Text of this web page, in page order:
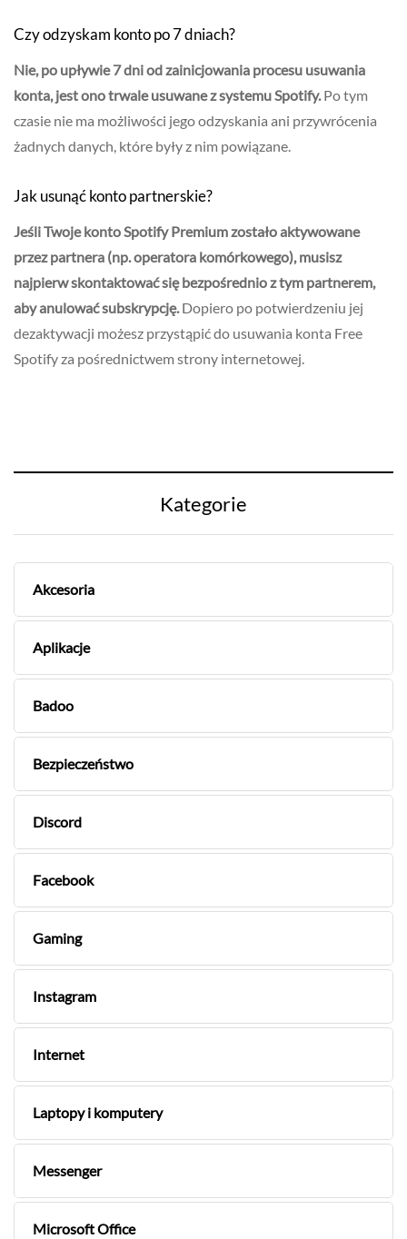
Czy odzyskam konto po 7 dniach?
Nie, po upływie 7 dni od zainicjowania procesu usuwania
konta, jest ono trwale usuwane z systemu Spotify.Po tym
czasie nie ma możliwości jego odzyskania ani przywrócenia
żadnych danych, które były z nim powiązane.
Jak usunąć konto partnerskie?
Jeśli Twoje konto Spotify Premium zostało aktywowane
przez partnera (np. operatora komórkowego), musisz
najpierw skontaktować się bezpośrednio z tym partnerem,
aby anulować subskrypcję.Dopiero po potwierdzeniu jej
dezaktywacji możesz przystąpić do usuwania konta Free
Spotify za pośrednictwem strony internetowej.
Kategorie
Akcesoria
Aplikacje
Badoo
Bezpieczeństwo
Discord
Facebook
Gaming
Instagram
Internet
Laptopy i komputery
Messenger
Microsoft Office